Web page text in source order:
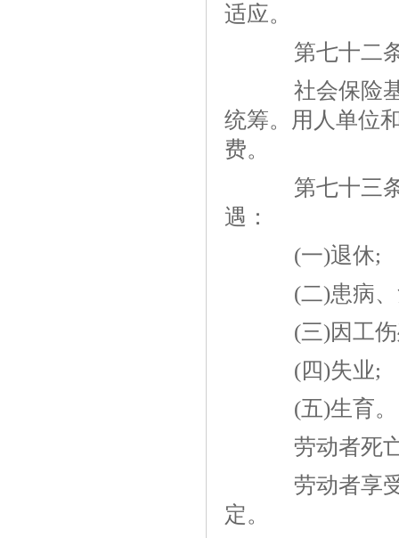
适应。
第七十二
社会保险基
统筹。用人单位
费。
第七十三条
遇：
(一)退休;
(二)患病、
(三)因工伤
(四)失业;
(五)生育。
劳动者死亡
劳动者享受
定。